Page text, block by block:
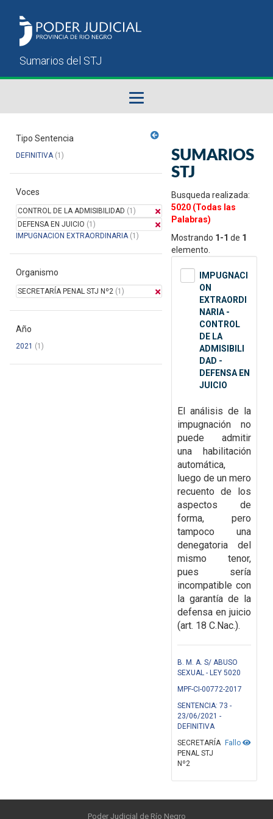
Sumarios del STJ
Manual del Usuario
Tipo Sentencia
DEFINITIVA(1)
Voces
CONTROL DE LA ADMISIBILIDAD (1)
DEFENSA EN JUICIO (1)
IMPUGNACION EXTRAORDINARIA(1)
Organismo
SECRETARÍA PENAL STJ Nº2 (1)
Año
2021 (1)
SUMARIOS
STJ
Busqueda realizada:
5020 (Todas las
Palabras)
Mostrando 1-1 de 1
elemento.
IMPUGNACI
ON
EXTRAORDI
NARIA -
CONTROL
DE LA
ADMISIBILI
DAD -
DEFENSA EN
JUICIO
El análisis de la
impugnación no
puede admitir
una habilitación
automática,
luego de un mero
recuento de los
aspectos de
forma, pero
tampoco una
denegatoria del
mismo tenor,
pues sería
incompatible con
la garantía de la
defensa en juicio
(art. 18 C.Nac.).
B. M. A. S/ ABUSO
SEXUAL - LEY 5020
MPF-CI-00772-2017
SENTENCIA: 73 -
23/06/2021 -
DEFINITIVA
Fallo
SECRETARÍA
PENAL STJ
Nº2